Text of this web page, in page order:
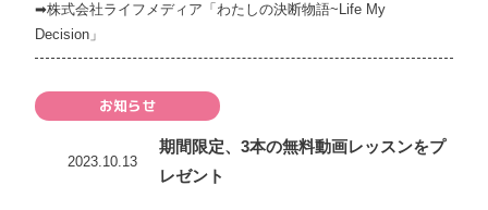
➡株式会社ライフメディア「わたしの決断物語~Life My
Decision」
お知らせ
2023.10.13
期間限定、3本の無料動画レッスンをプ
レゼント